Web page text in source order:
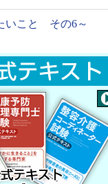
いこと その6～